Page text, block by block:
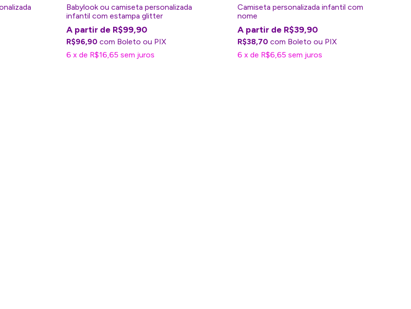
Babylook ou camiseta personalizada
infantil com estampa glitter
R$99,90
R$96,90 com Boleto
6 x de R$16,65 sem juros
Camiseta personalizada infantil com
nome
R$39,90
R$38,70 com Boleto
6 x de R$6,65 sem juros